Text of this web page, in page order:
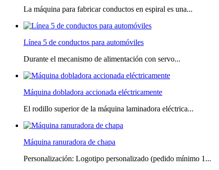
La máquina para fabricar conductos en espiral es una...
Línea 5 de conductos para automóviles
Durante el mecanismo de alimentación con servo...
Máquina dobladora accionada eléctricamente
El rodillo superior de la máquina laminadora eléctrica...
Máquina ranuradora de chapa
Personalización: Logotipo personalizado (pedido mínimo 1...